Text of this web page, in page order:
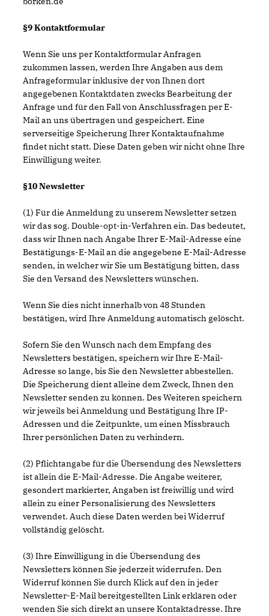
§9 Kontaktformular
Wenn Sie uns per Kontaktformular Anfragen
zukommen lassen, werden Ihre Angaben aus dem
Anfrageformular inklusive der von Ihnen dort
angegebenen Kontaktdaten zwecks Bearbeitung der
Anfrage und für den Fall von Anschlussfragen per E-
Mail an uns übertragen und gespeichert. Eine
serverseitige Speicherung Ihrer Kontaktaufnahme
findet nicht statt. Diese Daten geben wir nicht ohne Ihre
Einwilligung weiter.
§10 Newsletter
(1) Für die Anmeldung zu unserem Newsletter setzen
wir das sog. Double-opt-in-Verfahren ein. Das bedeutet,
dass wir Ihnen nach Angabe Ihrer E-Mail-Adresse eine
Bestätigungs-E-Mail an die angegebene E-Mail-Adresse
senden, in welcher wir Sie um Bestätigung bitten, dass
Sie den Versand des Newsletters wünschen.
Wenn Sie dies nicht innerhalb von 48 Stunden
bestätigen, wird Ihre Anmeldung automatisch gelöscht.
Sofern Sie den Wunsch nach dem Empfang des
Newsletters bestätigen, speichern wir Ihre E-Mail-
Adresse so lange, bis Sie den Newsletter abbestellen.
Die Speicherung dient alleine dem Zweck, Ihnen den
Newsletter senden zu können. Des Weiteren speichern
wir jeweils bei Anmeldung und Bestätigung Ihre IP-
Adressen und die Zeitpunkte, um einen Missbrauch
Ihrer persönlichen Daten zu verhindern.
(2) Pflichtangabe für die Übersendung des Newsletters
ist allein die E-Mail-Adresse. Die Angabe weiterer,
gesondert markierter, Angaben ist freiwillig und wird
allein zu einer Personalisierung des Newsletters
verwendet. Auch diese Daten werden bei Widerruf
vollständig gelöscht.
(3) Ihre Einwilligung in die Übersendung des
Newsletters können Sie jederzeit widerrufen. Den
Widerruf können Sie durch Klick auf den in jeder
Newsletter-E-Mail bereitgestellten Link erklären oder
wenden Sie sich direkt an unsere Kontaktadresse. Ihre